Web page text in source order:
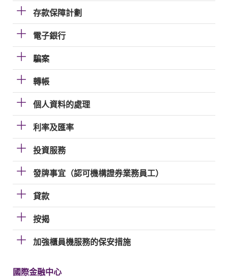
存款保障計劃
電子銀行
騙案
轉帳
個人資料的處理
利率及匯率
投資服務
發牌事宜（認可機構證券業務員工）
貸款
按揭
加強櫃員機服務的保安措施
國際金融中心